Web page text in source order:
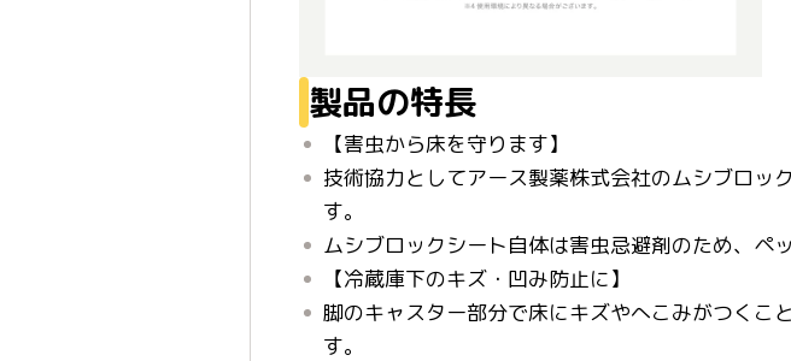
製品の特長
【害虫から床を守ります】
技術協力としてアース製薬株式会社のムシブロッ
す。
ムシブロックシート自体は害虫忌避剤のため、ペ
【冷蔵庫下のキズ・凹み防止に】
脚のキャスター部分で床にキズやへこみがつく
す。